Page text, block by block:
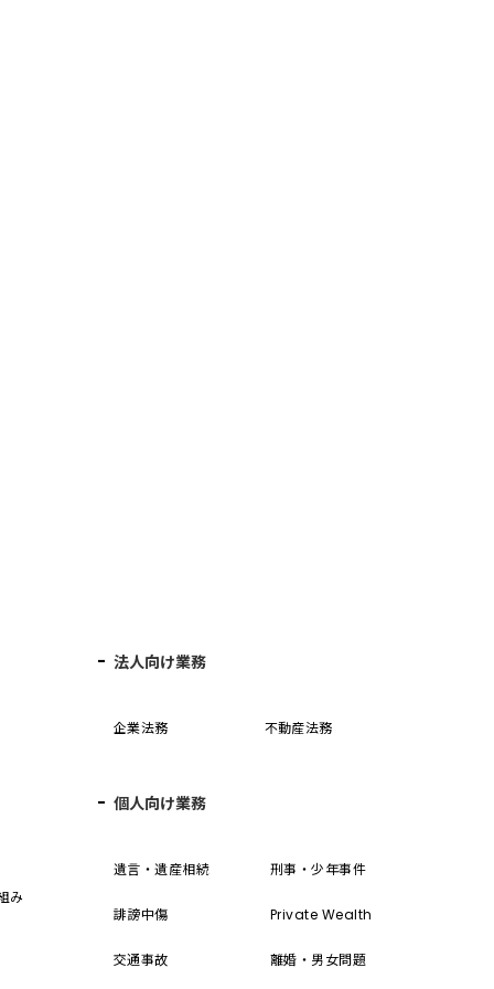
み
法人向け業務
企業法務 不動産法務
個人向け業務
遺言・遺産相続 刑事・少年事件
誹謗中傷 Private Wealth
交通事故 離婚・男女問題